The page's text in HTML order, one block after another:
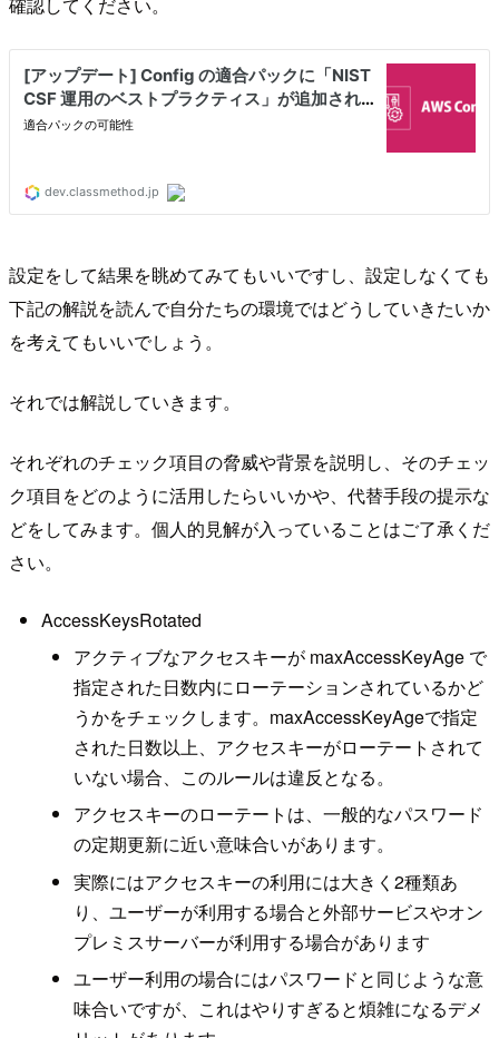
確認してください。
設定をして結果を眺めてみてもいいですし、設定しなくても
下記の解説を読んで自分たちの環境ではどうしていきたいか
を考えてもいいでしょう。
それでは解説していきます。
それぞれのチェック項目の脅威や背景を説明し、そのチェッ
ク項目をどのように活用したらいいかや、代替手段の提示な
どをしてみます。個人的見解が入っていることはご了承くだ
さい。
AccessKeysRotated
アクティブなアクセスキーが maxAccessKeyAge で
指定された日数内にローテーションされているかど
うかをチェックします。maxAccessKeyAgeで指定
された日数以上、アクセスキーがローテートされて
いない場合、このルールは違反となる。
アクセスキーのローテートは、一般的なパスワード
の定期更新に近い意味合いがあります。
実際にはアクセスキーの利用には大きく2種類あ
り、ユーザーが利用する場合と外部サービスやオン
プレミスサーバーが利用する場合があります
ユーザー利用の場合にはパスワードと同じような意
味合いですが、これはやりすぎると煩雑になるデメ